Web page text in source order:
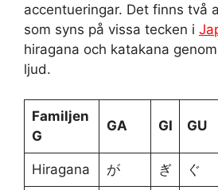
accentueringar. Det finns två
som syns på vissa tecken i
hiragana och katakana
ljud.
Familjen
G
GA GI GU
Hiragana が ぎ ぐ